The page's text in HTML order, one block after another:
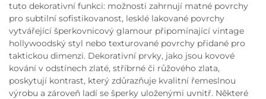
tuto dekorativní funkci: možnosti zahrnují matné povrchy
pro subtilní sofistikovanost, lesklé lakované povrchy
vytvářející šperkovnicový glamour připomínající vintage
hollywoodský styl nebo texturované povrchy přidané pro
taktickou dimenzi. Dekorativní prvky, jako jsou kovové
kování v odstínech zlaté, stříbrné či růžového zlata,
poskytují kontrast, který zdůrazňuje kvalitní řemeslnou
výrobu a zároveň ladí se šperky uloženými uvnitř. Některé